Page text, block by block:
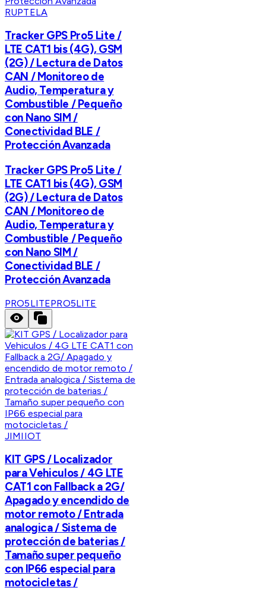
RUPTELA
Tracker GPS Pro5 Lite /
LTE CAT1 bis (4G), GSM
(2G) / Lectura de Datos
CAN / Monitoreo de
Audio, Temperatura y
Combustible / Pequeño
con Nano SIM /
Conectividad BLE /
Protección Avanzada
Tracker GPS Pro5 Lite /
LTE CAT1 bis (4G), GSM
(2G) / Lectura de Datos
CAN / Monitoreo de
Audio, Temperatura y
Combustible / Pequeño
con Nano SIM /
Conectividad BLE /
Protección Avanzada
PRO5LITEPRO5LITE
JIMIIOT
KIT GPS / Localizador
para Vehiculos / 4G LTE
CAT1 con Fallback a 2G/
Apagado y encendido de
motor remoto / Entrada
analogica / Sistema de
protección de baterias /
Tamaño super pequeño
con IP66 especial para
motocicletas /